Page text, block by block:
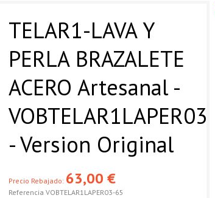
TELAR1-LAVA Y
PERLA BRAZALETE
ACERO Artesanal -
VOBTELAR1LAPER03
- Version Original
Precio Rebajado: 63,00 €
Referencia VOBTELAR1LAPER03-65